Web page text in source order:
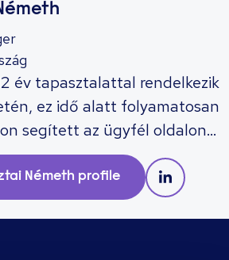
év tapasztalattal rendelkezik
ez idő alatt folyamatosan
segített az ügyfél oldalon
kihívások megoldásában.
is bizonyította
SSC és pénzintézeti
legyen szó a junior
a felsővezetői
Németh profile